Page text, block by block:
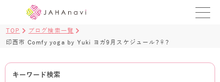
レッスンを探す
TOP
ブログ検索一覧
印西市 Comfy yoga by Yuki ヨガ9月スケジュール?‍♀️?
キーワード検索